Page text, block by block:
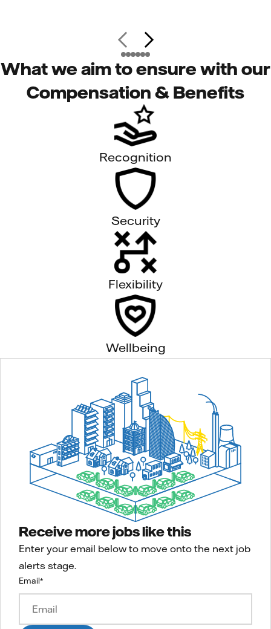
What we aim to ensure with our
Compensation & Benefits
Recognition
Security
Flexibility
Wellbeing
Receive more jobs like this
Enter your email below to move onto the next job
alerts stage.
Email*